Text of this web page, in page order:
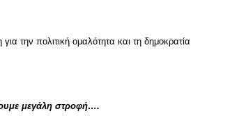
την πολιτική ομαλότητα και τη δημοκρατία
μεγάλη στροφή….